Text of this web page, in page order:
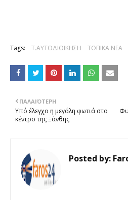
Tags: Τ.ΑΥΤΟΔΙΟΙΚΗΣΗ ΤΟΠΙΚΑ ΝΕΑ
ΠΑΛΑΙΌΤΕΡΗ
Υπό έλεγχο η μεγάλη φωτιά στο
κέντρο της Ξάνθης
Posted by: